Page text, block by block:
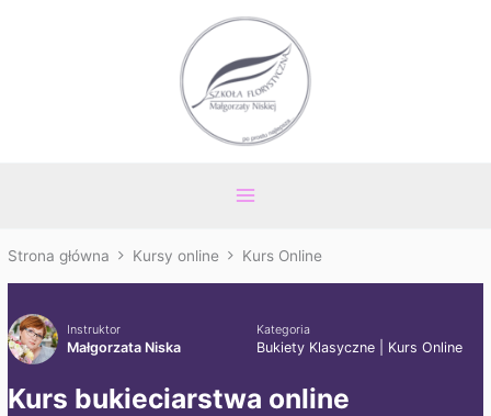
Main
Menu
Strona główna Kursy online Kurs Online
Instruktor
Małgorzata Niska
Kategoria
Bukiety Klasyczne Kurs Online
Kurs bukieciarstwa online